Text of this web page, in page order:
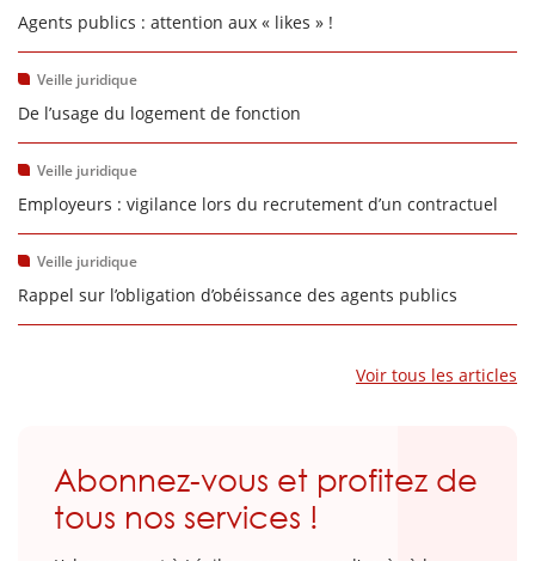
Agents publics : attention aux « likes » !
Veille juridique
De l’usage du logement de fonction
Veille juridique
Employeurs : vigilance lors du recrutement d’un contractuel
Veille juridique
Rappel sur l’obligation d’obéissance des agents publics
Voir tous les articles
Abonnez-vous et profitez de
tous nos services !